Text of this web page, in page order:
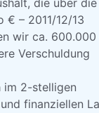
die über die
€ – 2011/12/13
wir ca.
Verschuldung
im 2-stelligen
finanziellen